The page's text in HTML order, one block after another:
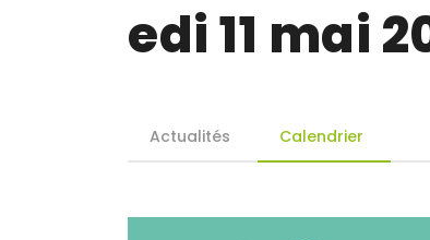
edi 11 mai
Actualités Calendrier